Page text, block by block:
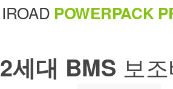
IROAD POWERPACK
2세대 BMS 보